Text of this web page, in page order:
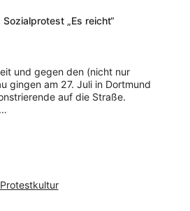
„Es reicht“
und gegen den (nicht nur
gingen am 27. Juli in Dortmund
auf die Straße.
Protestkultur